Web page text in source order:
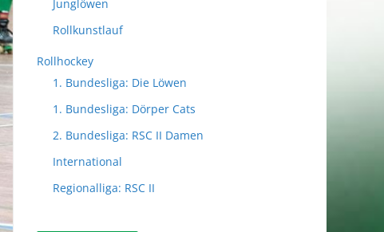
Junglöwen
Rollkunstlauf
Rollhockey
1. Bundesliga: Die Löwen
1. Bundesliga: Dörper Cats
2. Bundesliga: RSC II Damen
International
Regionalliga: RSC II